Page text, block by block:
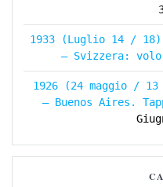
1933 (Luglio 14 /
– Svizzera:
1926 (24 maggio /
– Buenos Aires.